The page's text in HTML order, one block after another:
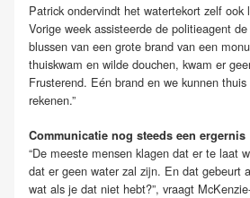
Patrick ondervindt het watertekort zelf ook
Vorige week assisteerde de politieagent
blussen van een grote brand van een
thuiskwam en wilde douchen, kwam er
Frusterend. Eén brand en we kunnen
rekenen.”
Communicatie nog steeds een ergernis
“De meeste mensen klagen dat er te laat
dat er geen water zal zijn. En dat gebeurt
wat als je dat niet hebt?”, vraagt